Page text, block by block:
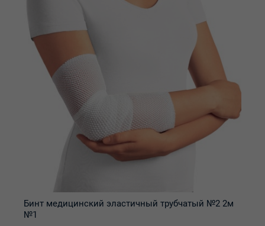
Бинт медицинский эластичный трубчатый №2 2м
№1